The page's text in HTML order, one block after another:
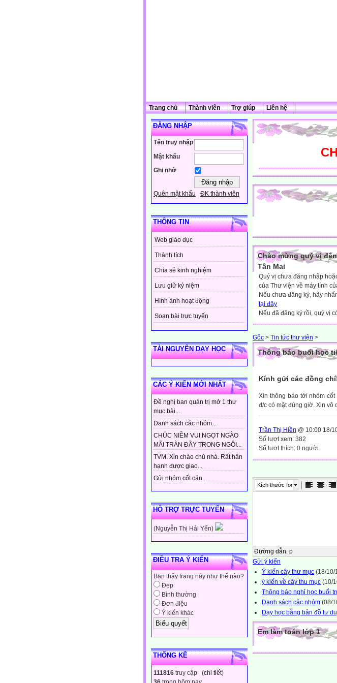
Trang chủ Thành viên Trợ giúp Liên hệ
ĐĂNG NHẬP
Tên truy nhập
Mật khẩu
Ghi nhớ
Quên mật khẩu ĐK thành viên
THÔNG TIN
Web giáo dục
Thành tích
Chia sẻ kinh nghiệm
Lưu giữ kỷ niệm
Hình ảnh hoạt động
Soạn bài trực tuyến
TÀI NGUYÊN DẠY HỌC
CÁC Ý KIẾN MỚI NHẤT
Đề nghị ban quản trị mở 1 thư
mục bài...
Danh sách các nhóm...
CHÚC NIỀM VUI NGỌT NGÀO
MÃI TRÀN ĐẦY TRONG NGÔI...
TVM. Xin chào chủ nhà. Rất hân
hạnh được giao...
Gửi nhóm cốt cán...
HỖ TRỢ TRỰC TUYẾN
(Nguyễn Thị Hải Yến)
ĐIỀU TRA Ý KIẾN
Bạn thấy trang này như thế nào?
Đẹp
Bình thường
Đơn điệu
Ý kiến khác
THỐNG KÊ
111816 truy cập (chi tiết)
Chào mừng quý vị
Tân Mai
Quý vị chưa đăng nhập
của Thư viện về máy tính
Nếu chưa đăng ký, hãy
tại đây
Nếu đã đăng ký rồi, quý vị
Gốc > Tin tức thư viện >
Thông báo buổi học
Kính gửi các đồng
Xin thông báo tới nhóm
đ/c có mặt đúng giờ. Xin vô
Trần Thị Hiền @ 10:00 18/
Số lượt xem: 382
Số lượt thích: 0 người
Kích thước font
Đường dẫn: p
Gửi ý kiến
Ý kiến cây thư mục (18/10/
ý kiến về cây thu mục (10/
Thông báo nghỉ học buổi
Danh sách các nhóm (08/
Dạy học bằng bản đồ tư
Em làm toán lớp 1